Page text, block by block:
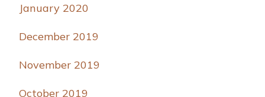
January 2020
December 2019
November 2019
October 2019